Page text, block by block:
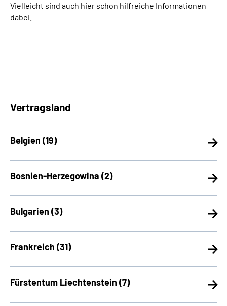
Vielleicht sind auch hier schon hilfreiche Informationen
dabei.
Vertragsland
Belgien (19)
Bosnien-Herzegowina (2)
Bulgarien (3)
Frankreich (31)
Fürstentum Liechtenstein (7)